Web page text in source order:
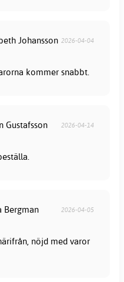
Johansson 2026-04-04
kommer snabbt.
Gustafsson 2026-04-14
Bergman 2026-04-05
nöjd med varor